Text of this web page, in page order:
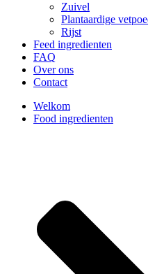
Zuivel
Plantaardige
Rijst
Feed ingredienten
FAQ
Over ons
Contact
Welkom
Food ingredienten